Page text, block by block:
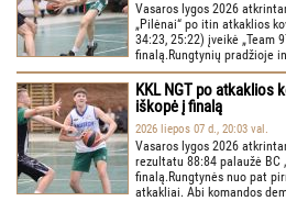
Vasaros lygos 2026
„Pilėnai“ po itin atkaklios
34:23, 25:22) įveikė „Team
finalą.Rungtynių pradžioje
KKL NGT po atkaklios
iškopė į finalą
2026 liepos 07 d., 20:03 val.
Vasaros lygos 2026
rezultatu 88:84 palaužė BC
finalą.Rungtynės nuo pat
atkakliai. Abi komandos